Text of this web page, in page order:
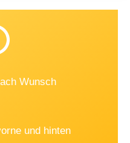
Wunsch
und hinten